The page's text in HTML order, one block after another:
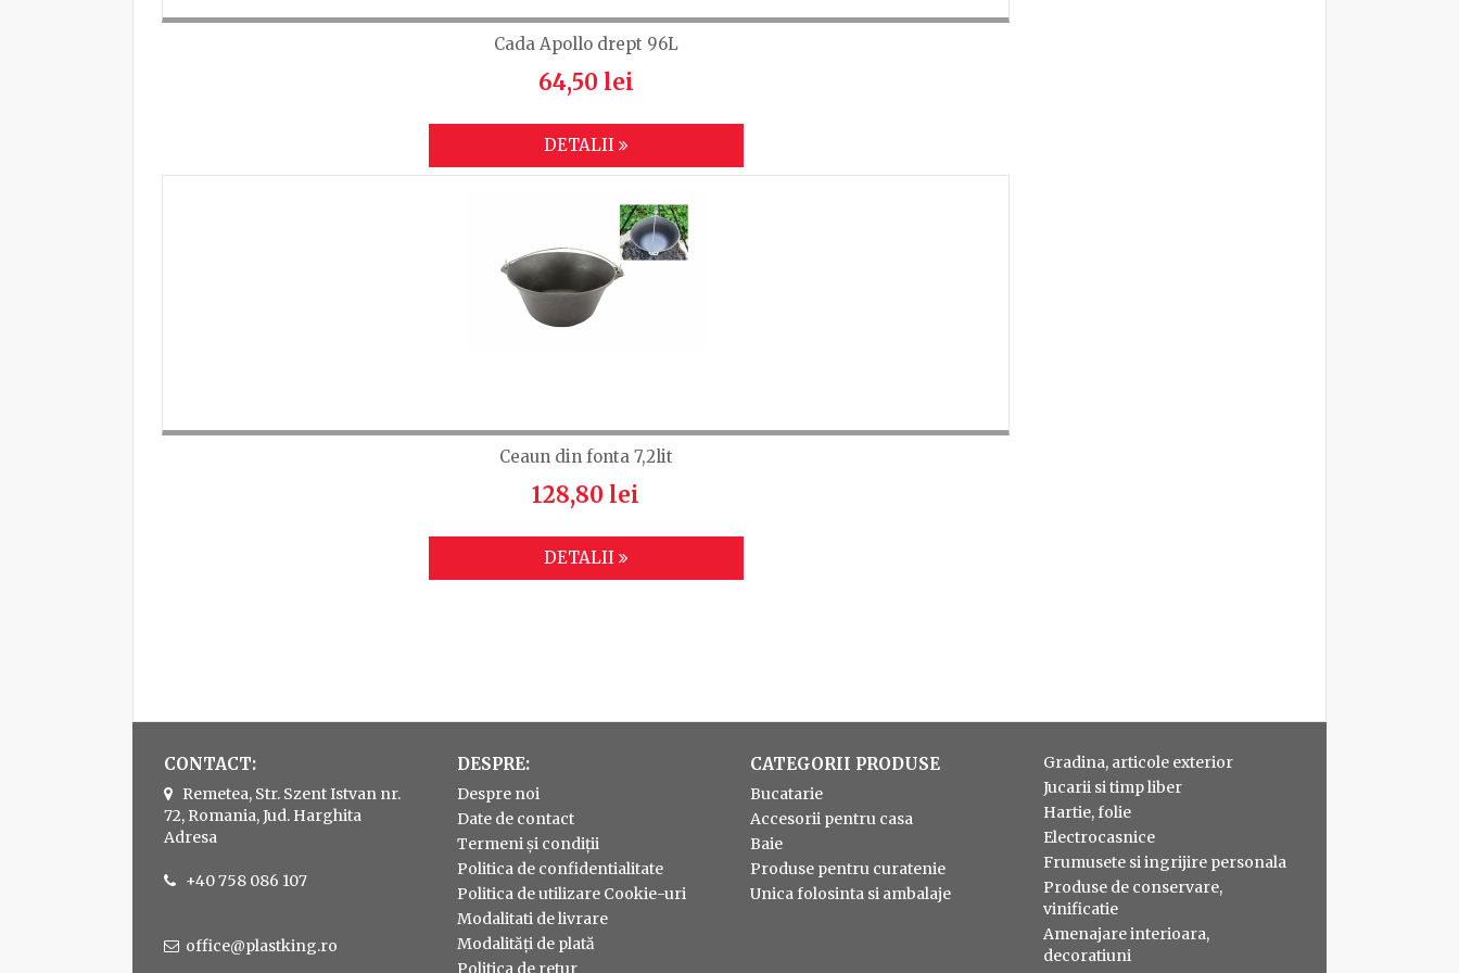
Cada Apollo drept 96L
64,50 lei
DETALII
Ceaun din fonta 7,2lit
128,80 lei
DETALII
CONTACT:
Remetea, Str. Szent Istvan nr.
72, Romania, Jud. Harghita
Adresa
+40 758 086 107
office@plastking.ro
DESPRE:
Despre noi
Date de contact
Termeni și condiții
Politica de confidentialitate
Politica de utilizare Cookie-uri
Modalitati de livrare
Modalități de plată
Politica de retur
CATEGORII PRODUSE
Bucatarie
Accesorii pentru casa
Baie
Produse pentru curatenie
Unica folosinta si ambalaje
Gradina, articole exterior
Jucarii si timp liber
Hartie, folie
Electrocasnice
Frumusete si ingrijire personala
Produse de conservare,
vinificatie
Amenajare interioara,
decoratiuni